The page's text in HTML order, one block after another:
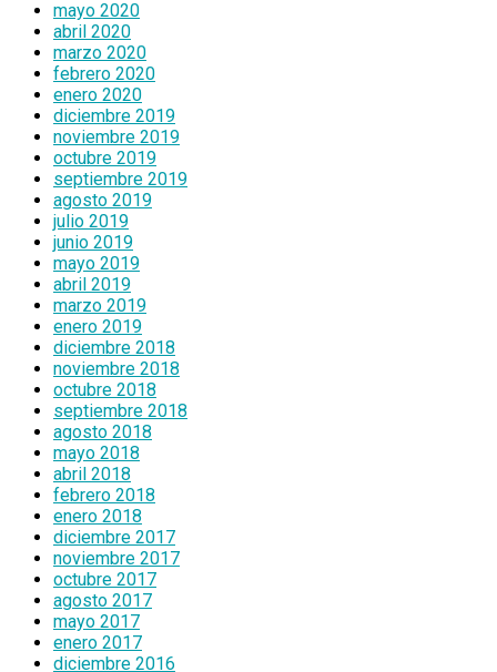
mayo 2020
abril 2020
marzo 2020
febrero 2020
enero 2020
diciembre 2019
noviembre 2019
octubre 2019
septiembre 2019
agosto 2019
julio 2019
junio 2019
mayo 2019
abril 2019
marzo 2019
enero 2019
diciembre 2018
noviembre 2018
octubre 2018
septiembre 2018
agosto 2018
mayo 2018
abril 2018
febrero 2018
enero 2018
diciembre 2017
noviembre 2017
octubre 2017
agosto 2017
mayo 2017
enero 2017
diciembre 2016